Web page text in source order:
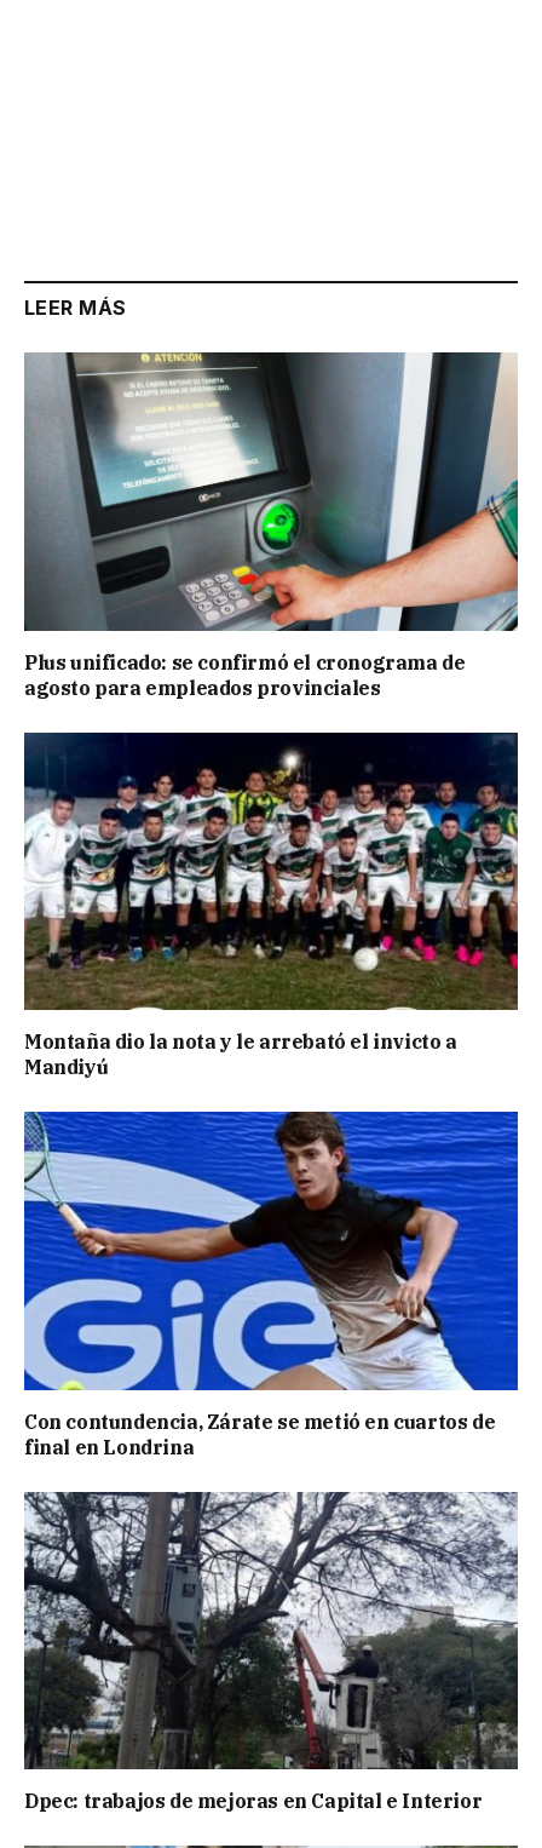
LEER MÁS
Plus unificado: se confirmó el cronograma de
agosto para empleados provinciales
Montaña dio la nota y le arrebató el invicto a
Mandiyú
Con contundencia, Zárate se metió en cuartos de
final en Londrina
Dpec: trabajos de mejoras en Capital e Interior